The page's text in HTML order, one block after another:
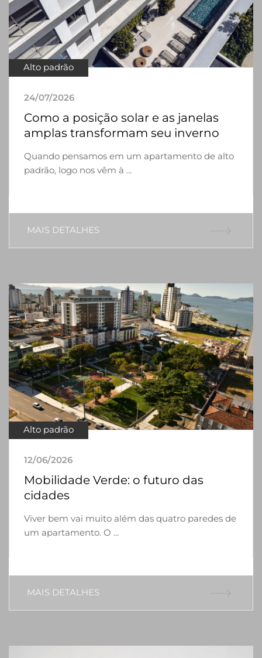
Alto padrão
24/07/2026
Como a posição solar e as janelas
amplas transformam seu inverno
Quando pensamos em um apartamento de alto
padrão, logo nos vêm à ...
MAIS DETALHES
Alto padrão
12/06/2026
Mobilidade Verde: o futuro das
cidades
Viver bem vai muito além das quatro paredes de
um apartamento. O ...
MAIS DETALHES